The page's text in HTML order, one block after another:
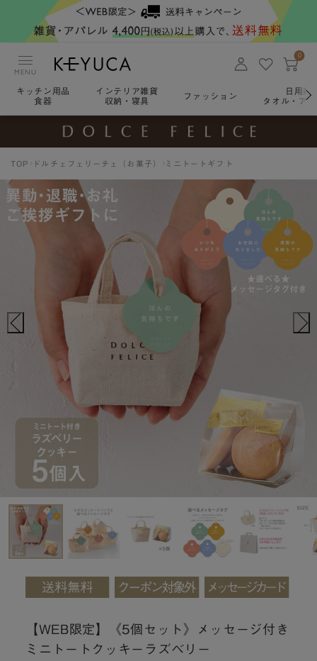
MENU
0
キッチン用品
食器
インテリア雑貨
収納・寝具
ファッション
日用雑
タオル・ア
TOP ドルチェフェリーチェ（お菓子） ミニトートギフト
【WEB限定】《5個セット》メッセージ付き
ミニトートクッキーラズベリー